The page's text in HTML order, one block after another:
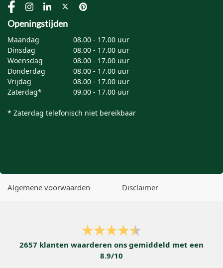
Openingstijden
Maandag
08.00 - 17.00 uur
Dinsdag
08.00 - 17.00 uur
Woensdag
08.00 - 17.00 uur
Donderdag
08.00 - 17.00 uur
Vrijdag
08.00 - 17.00 uur
Zaterdag*
09.00 - 17.00 uur
* Zaterdag telefonisch niet bereikbaar
Algemene voorwaarden Disclaimer
2657 klanten waarderen ons gemiddeld met een
8.9/10